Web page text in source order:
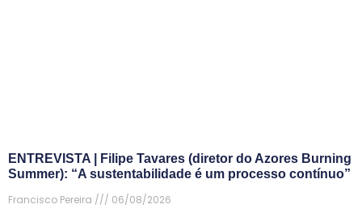
ENTREVISTA | Filipe Tavares (diretor do Azores Burning
Summer): “A sustentabilidade é um processo contínuo”
Francisco Pereira
06/08/2026